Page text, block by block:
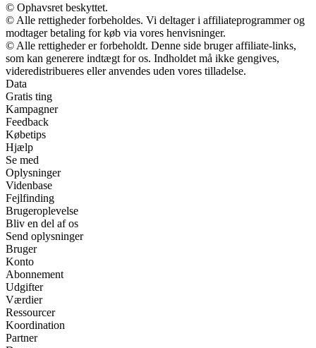
© Ophavsret beskyttet.
© Alle rettigheder forbeholdes. Vi deltager i affiliateprogrammer og
modtager betaling for køb via vores henvisninger.
© Alle rettigheder er forbeholdt. Denne side bruger affiliate-links,
som kan generere indtægt for os. Indholdet må ikke gengives,
videredistribueres eller anvendes uden vores tilladelse.
Data
Gratis ting
Kampagner
Feedback
Købetips
Hjælp
Se med
Oplysninger
Videnbase
Fejlfinding
Brugeroplevelse
Bliv en del af os
Send oplysninger
Bruger
Konto
Abonnement
Udgifter
Værdier
Ressourcer
Koordination
Partner